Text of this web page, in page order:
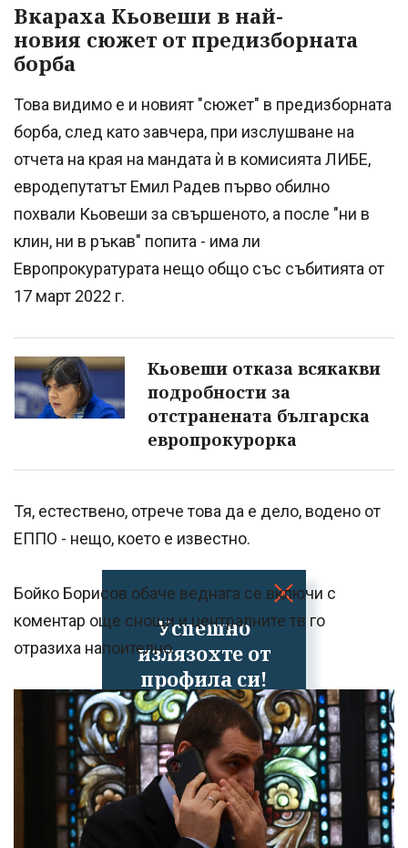
Успешно
излязохте от
профила си!
Вкараха Кьовеши в най-
новия сюжет от предизборната
борба
Това видимо е и новият "сюжет" в предизборната
борба, след като завчера, при изслушване на
отчета на края на мандата ѝ в комисията ЛИБЕ,
евродепутатът Емил Радев първо обилно
похвали Кьовеши за свършеното, а после "ни в
клин, ни в ръкав" попита - има ли
Европрокуратурата нещо общо със събитията от
17 март 2022 г.
Кьовеши отказа всякакви
подробности за
отстранената българска
европрокурорка
Тя, естествено, отрече това да е дело, водено от
ЕППО - нещо, което е известно.
Бойко Борисов обаче веднага се включи с
коментар още снощи и централните тв го
отразиха напоително.